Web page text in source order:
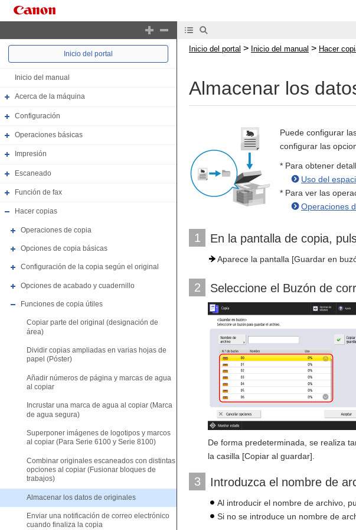
Inicio del portal
Inicio del manual
Acerca de la máquina
Configuración
Operaciones básicas
Impresión
Escaneado
Función de fax
Hacer copias
Operaciones de copia
Opciones de copia básicas
Configuración de la copia según el original
Opciones de acabado y cuadernillo
Funciones de copia útiles
Copiar parte del original (designación de
área)
Dividir copias ampliadas en varias hojas de
papel (Póster)
Añadir números de página y marcas de agua
al copiar
Incrustar una marca de agua al copiar (Marca
de agua segura)
Superponer imágenes de logotipos y marcos
al copiar (Para Serie 6100 y Serie 8100)
Combinar originales escaneados con distintas
opciones al copiar (Fusionar bloques de
trabajos)
Almacenar los datos de originales
Enviar una notificación de correo electrónico
cuando finaliza la copia
Inicio del portal > Inicio del manual > Hacer
Almacenar los
Puede configurar
configurar las
* Para obtener
Uso del
* Para ver las
Operaciones
1 En la pantalla de copia,
Aparece la pantalla [Guardar en
2 Seleccione el Buzón de
De forma predeterminada, se realiza
la casilla [Copiar al guardar].
3 Introduzca el nombre de
Al introducir el nombre de archivo,
Si no se introduce un nombre de